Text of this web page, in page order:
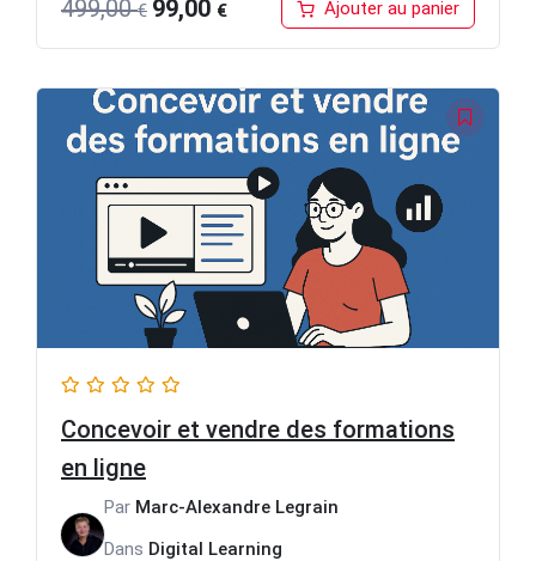
499,00€
était :
499,00 €.
99,00 €
est :
99,00 €.
Ajouter au panier
Concevoir et vendre des formations
en ligne
Par Marc-Alexandre Legrain
Dans Digital Learning